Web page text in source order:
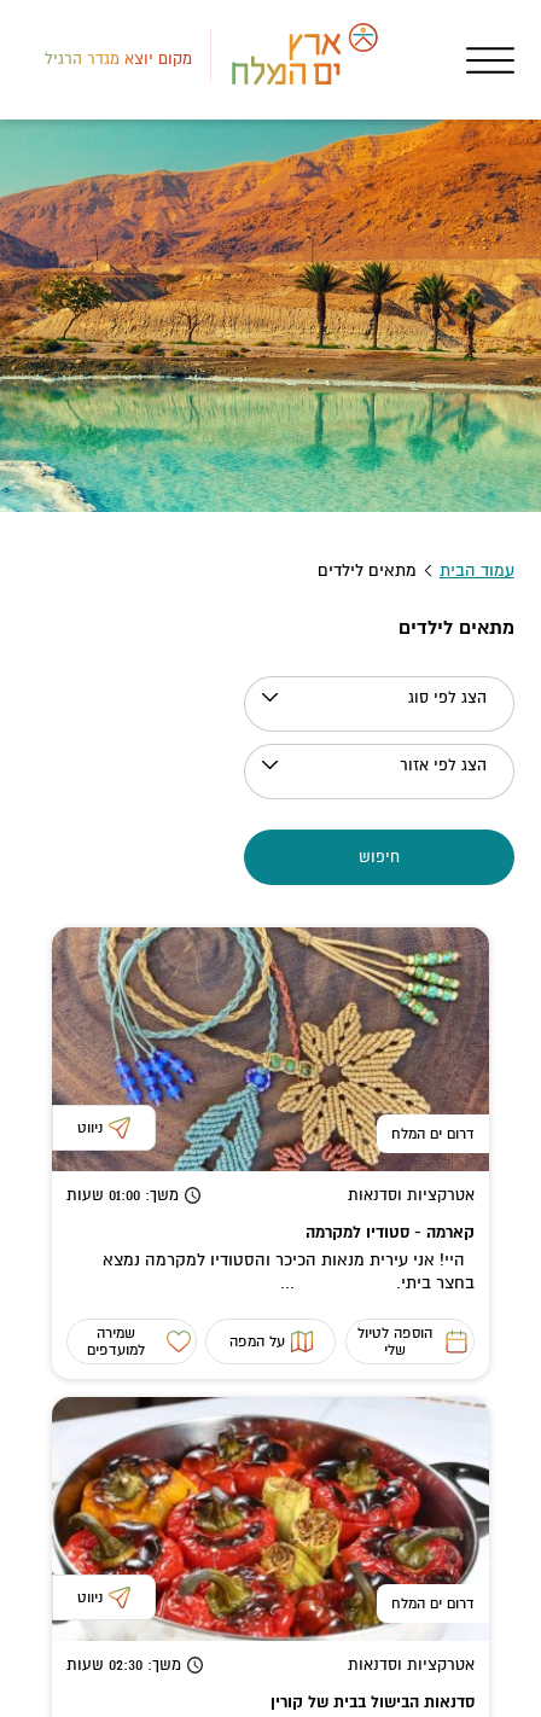
מקום יוצא מגדר הרגיל
עמוד הבית מתאים לילדים
מתאים לילדים
הצג לפי סוג
הצג לפי אזור
חיפוש
דרום ים המלח ניווט
אטרקציות וסדנאות משך: 01:00 שעות
קארמה - סטודיו למקרמה
היי! אני עירית מנאות הכיכר והסטודיו למקרמה נמצא
בחצר ביתי. ...
הוספה לטיול
שלי
על המפה
שמירה
למועדפים
דרום ים המלח ניווט
אטרקציות וסדנאות משך: 02:30 שעות
סדנאות הבישול בבית של קורין